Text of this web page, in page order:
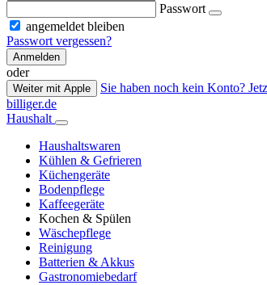
Passwort
angemeldet bleiben
Passwort vergessen?
Anmelden
oder
Weiter mit Apple
Sie haben noch kein Konto?
billiger.de
Haushalt
Haushaltswaren
Kühlen & Gefrieren
Küchengeräte
Bodenpflege
Kaffeegeräte
Kochen & Spülen
Wäschepflege
Reinigung
Batterien & Akkus
Gastronomiebedarf